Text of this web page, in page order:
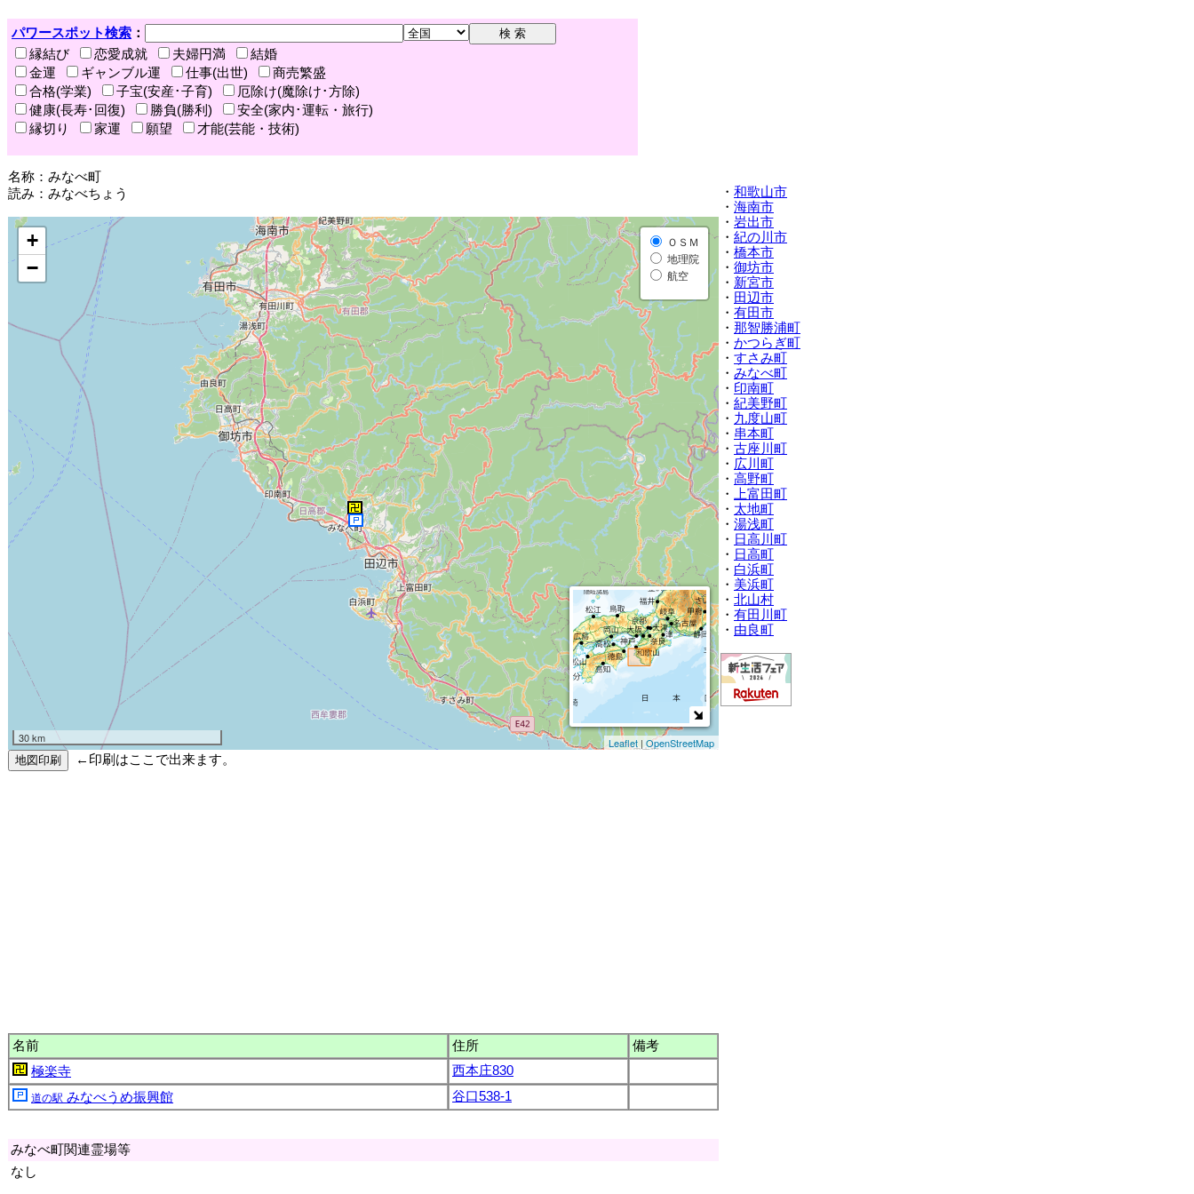
パワースポット検索 ：
縁結び
恋愛成就 夫婦円満
結婚
金運
ギャンブル運 仕事(出世)
商売繁盛
合格(学業)
子宝(安産･子育)
厄除け(魔除け･方除)
健康(長寿･回復)
勝負(勝利)
安全(家内･運転・旅行)
縁切り
家運 願望 才能(芸能・技術)
名称：みなべ町
読み：みなべちょう
+
−
ＯＳＭ
地理院
航空
30 km Leaflet | OpenStreetMap
←印刷はここで出来ます。
名前 住所
備考
極楽寺
西本庄830
道の駅 みなべうめ振興館 谷口538-1
みなべ町関連霊場等
なし
・ 和歌山市
・ 海南市
・ 岩出市
・ 紀の川市
・ 橋本市
・ 御坊市
・ 新宮市
・ 田辺市
・ 有田市
・ 那智勝浦町
・ かつらぎ町
・ すさみ町
・ みなべ町
・ 印南町
・ 紀美野町
・ 九度山町
・ 串本町
・ 古座川町
・ 広川町
・ 高野町
・ 上富田町
・ 太地町
・ 湯浅町
・ 日高川町
・ 日高町
・ 白浜町
・ 美浜町
・ 北山村
・ 有田川町
・ 由良町